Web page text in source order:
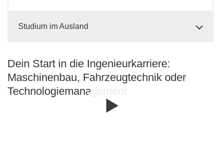
Studium im Ausland
Dein Start in die Ingenieurkarriere:
Maschinenbau, Fahrzeugtechnik oder
Technologiemanagement